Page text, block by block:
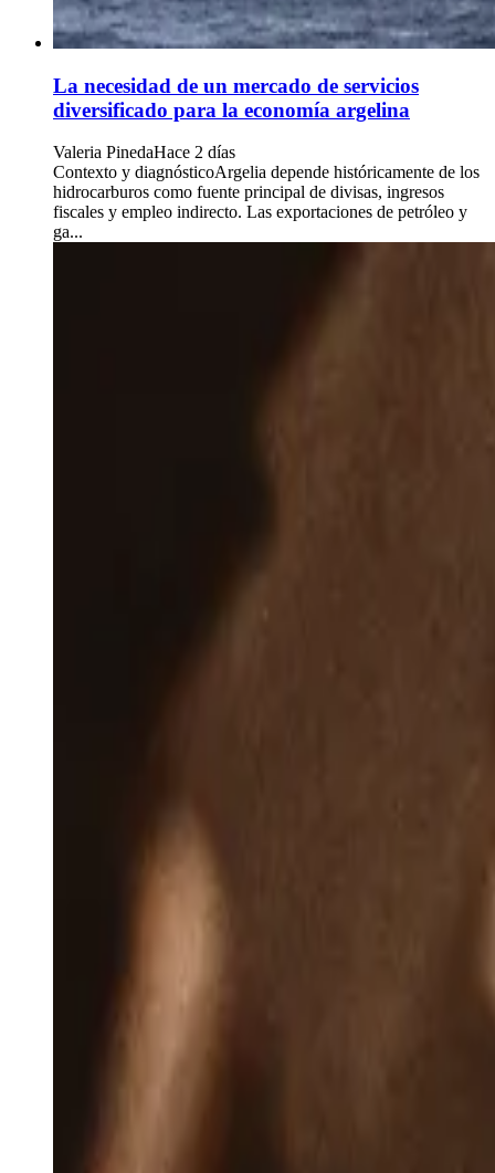
La necesidad de un mercado de servicios
diversificado para la economía argelina
Valeria PinedaHace 2 días
Contexto y diagnósticoArgelia depende históricamente de los
hidrocarburos como fuente principal de divisas, ingresos
fiscales y empleo indirecto. Las exportaciones de petróleo y
ga...